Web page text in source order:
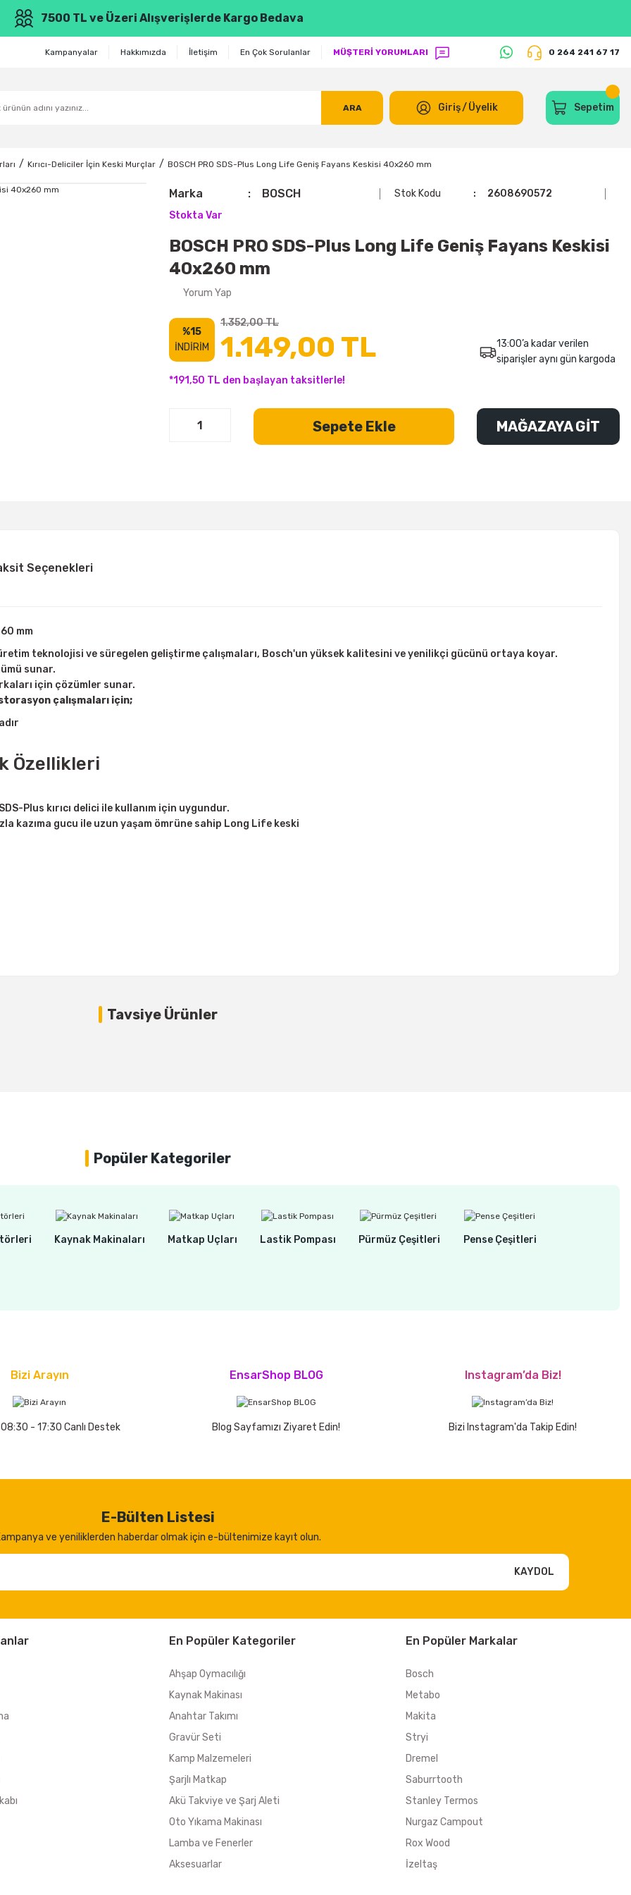
7500 TL ve Üzeri Alışverişlerde Kargo Bedava
Kampanyalar Hakkımızda İletişim En Çok Sorulanlar MÜŞTERİ YORUMLARI 0 264 241 67 17
ARA Giriş/Üyelik Sepetim
Kırıcı-Deliciler İçin Keski Murçlar BOSCH PRO SDS-Plus Long Life Geniş Fayans Keskisi 40x260 mm
Marka BOSCH Stok Kodu
2608690572
Stokta Var
BOSCH PRO SDS-Plus Long Life Geniş Fayans Keskisi
40x260 mm
Yorum Yap
%15
İNDİRİM
1.352,00 TL
1.149,00 TL
*191,50 TL den başlayan taksitlerle!
13:00’a kadar verilen
siparişler aynı gün kargoda
Sepete Ekle MAĞAZAYA GİT
Seçenekleri
mm
teknolojisi ve süregelen geliştirme çalışmaları, Bosch'un yüksek kalitesini ve yenilikçi gücünü ortaya koyar.
sunar.
için çözümler sunar.
çalışmaları için;
Özellikleri
Plus kırıcı delici ile kullanım için uygundur.
kazıma gucu ile uzun yaşam ömrüne sahip Long Life keski
Yorum Yaz
Tavsiye Ürünler
Popüler Kategoriler
Kaynak Makinaları Matkap Uçları Lastik Pompası Pürmüz Çeşitleri Pense Çeşitleri
Bizi Arayın
- 17:30 Canlı Destek
EnsarShop BLOG
Blog Sayfamızı Ziyaret Edin!
Instagram’da Biz!
Bizi Instagram'da Takip Edin!
E-Bülten Listesi
ve yeniliklerden haberdar olmak için e-bültenimize kayıt olun.
KAYDOL
En Popüler Kategoriler
Ahşap Oymacılığı
Kaynak Makinası
Anahtar Takımı
Gravür Seti
Kamp Malzemeleri
Şarjlı Matkap
Akü Takviye ve Şarj Aleti
Oto Yıkama Makinası
Lamba ve Fenerler
Aksesuarlar
En Popüler Markalar
Bosch
Metabo
Makita
Stryi
Dremel
Saburrtooth
Stanley Termos
Nurgaz Campout
Rox Wood
İzeltaş